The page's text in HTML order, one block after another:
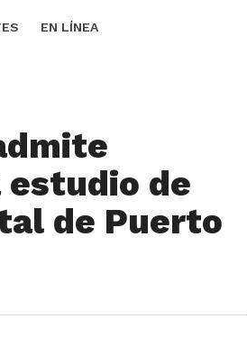
EN LÍNEA
estudio de
de Puerto